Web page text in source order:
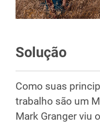
Solução
Como suas
trabalho são um
Mark Granger viu